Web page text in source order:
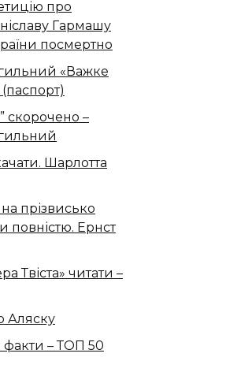
про
Гармашу
посмертно
«Важке
скорочено –
Шарлотта
прізвисько
повністю. Ернст
Твіста» читати –
Аляску
факти – ТОП 50